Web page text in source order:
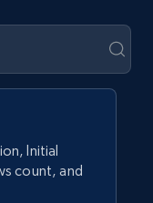
Initial
count, and